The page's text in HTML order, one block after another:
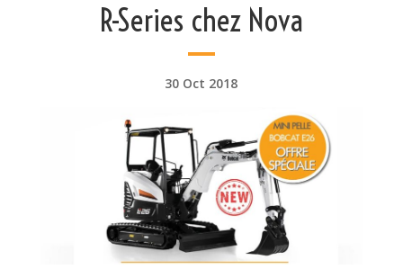
R-Series chez Nova
30 Oct 2018